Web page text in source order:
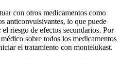
con otros medicamentos como
anticonvulsivantes, lo que puede
riesgo de efectos secundarios. Por
sobre todos los medicamentos
el tratamiento con montelukast.